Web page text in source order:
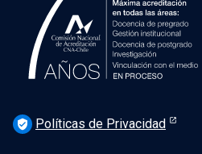
verified_user Políticas de Privacidad